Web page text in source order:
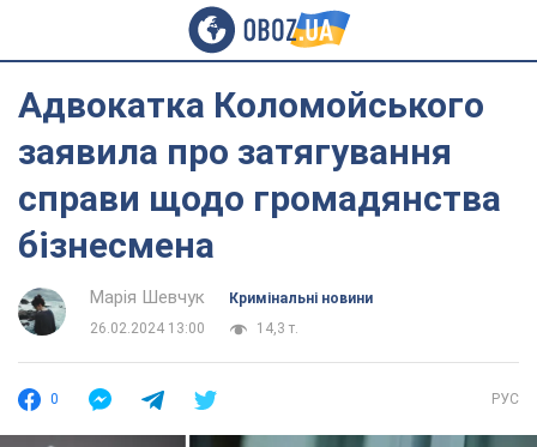
Адвокатка Коломойського
заявила про затягування
справи щодо громадянства
бізнесмена
Марія Шевчук
Кримінальні новини
26.02.2024 13:00
14,3 т.
0 РУС